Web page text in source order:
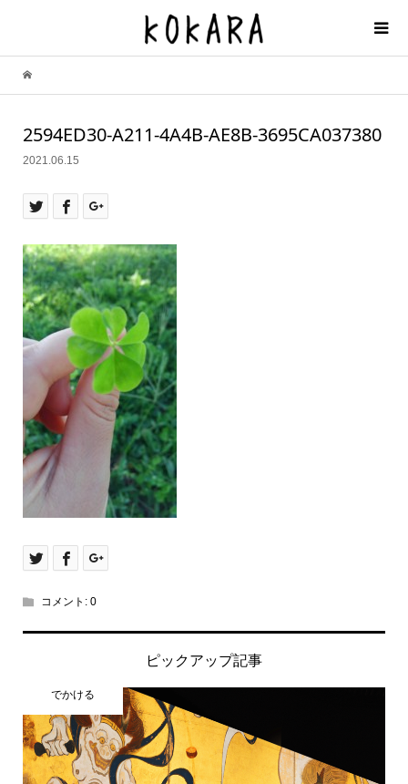
2594ED30-A211-4A4B-AE8B-3695CA037380
2021.06.15
コメント: 0
ピックアップ記事
でかける